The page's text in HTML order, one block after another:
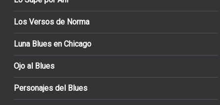
Los Versos de Norma
Luna Blues en Chicago
Ojo al Blues
Personajes del Blues